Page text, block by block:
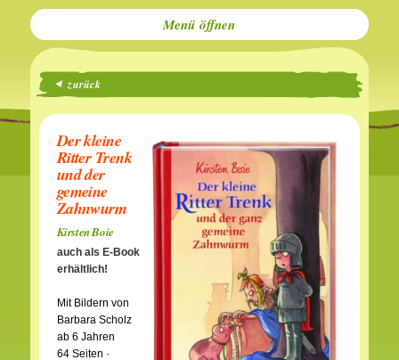
Menü
zurück
Der kleine
Ritter Trenk
und der
gemeine
Zahnwurm
Kirsten Boie
auch als E-Book
erhältlich!
Mit Bildern von
Barbara Scholz
ab 6 Jahren
64 Seiten ·